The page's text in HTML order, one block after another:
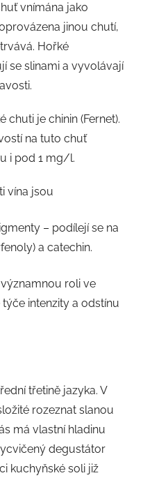
vnímána jako
jinou chutí,
Hořké
se slinami a vyvolávají
chuti je chinin (Fernet).
na tuto chuť
i pod 1 mg/l.
vína jsou
– podílejí se na
a catechin.
roli ve
intenzity a odstínu
třetině jazyka. V
rozeznat slanou
má vlastní hladinu
degustátor
kuchyňské soli již